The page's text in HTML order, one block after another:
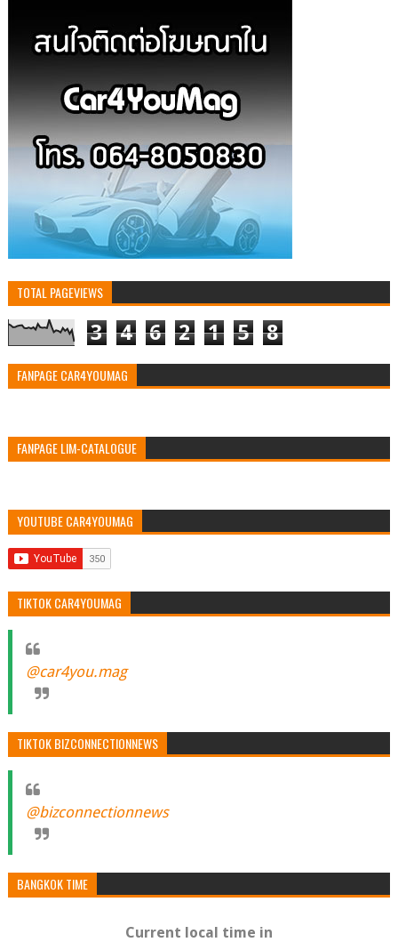
TOTAL PAGEVIEWS
3 4 6 2 1 5 8
FANPAGE CAR4YOUMAG
FANPAGE LIM-CATALOGUE
YOUTUBE CAR4YOUMAG
TIKTOK CAR4YOUMAG
@car4you.mag
TIKTOK BIZCONNECTIONNEWS
@bizconnectionnews
BANGKOK TIME
Current local time in